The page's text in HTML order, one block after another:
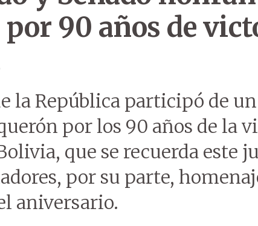
90 años de
la República participó de
por los 90 años de la
que se recuerda este
por su parte,
aniversario.